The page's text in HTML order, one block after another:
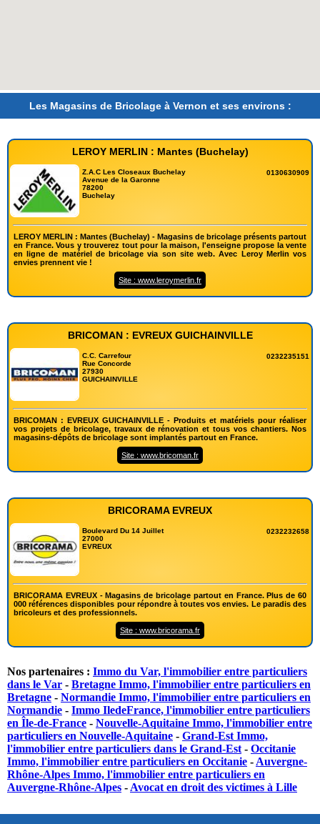
Les Magasins de Bricolage à Vernon et ses environs :
LEROY MERLIN : Mantes (Buchelay)
Z.A.C Les Closeaux Buchelay
Avenue de la Garonne
78200
Buchelay
0130630909
LEROY MERLIN : Mantes (Buchelay) - Magasins de bricolage présents partout
en France. Vous y trouverez tout pour la maison, l'enseigne propose la vente
en ligne de matériel de bricolage via son site web. Avec Leroy Merlin vos
envies prennent vie !
Site : www.leroymerlin.fr
BRICOMAN : EVREUX GUICHAINVILLE
C.C. Carrefour
Rue Concorde
27930
GUICHAINVILLE
0232235151
BRICOMAN : EVREUX GUICHAINVILLE - Produits et matériels pour réaliser
vos projets de bricolage, travaux de rénovation et tous vos chantiers. Nos
magasins-dépôts de bricolage sont implantés partout en France.
Site : www.bricoman.fr
BRICORAMA EVREUX
Boulevard Du 14 Juillet
27000
EVREUX
0232232658
BRICORAMA EVREUX - Magasins de bricolage partout en France. Plus de 60
000 références disponibles pour répondre à toutes vos envies. Le paradis des
bricoleurs et des professionnels.
Site : www.bricorama.fr
Nos partenaires : Immo du Var, l'immobilier entre particuliers
dans le Var - Bretagne Immo, l'immobilier entre particuliers en
Bretagne - Normandie Immo, l'immobilier entre particuliers en
Normandie - Immo IledeFrance, l'immobilier entre particuliers
en Île-de-France - Nouvelle-Aquitaine Immo, l'immobilier entre
particuliers en Nouvelle-Aquitaine - Grand-Est Immo,
l'immobilier entre particuliers dans le Grand-Est - Occitanie
Immo, l'immobilier entre particuliers en Occitanie - Auvergne-
Rhône-Alpes Immo, l'immobilier entre particuliers en
Auvergne-Rhône-Alpes - Avocat en droit des victimes à Lille